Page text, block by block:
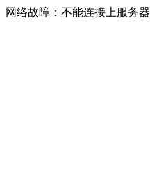
网络故障：不能连接上服务器